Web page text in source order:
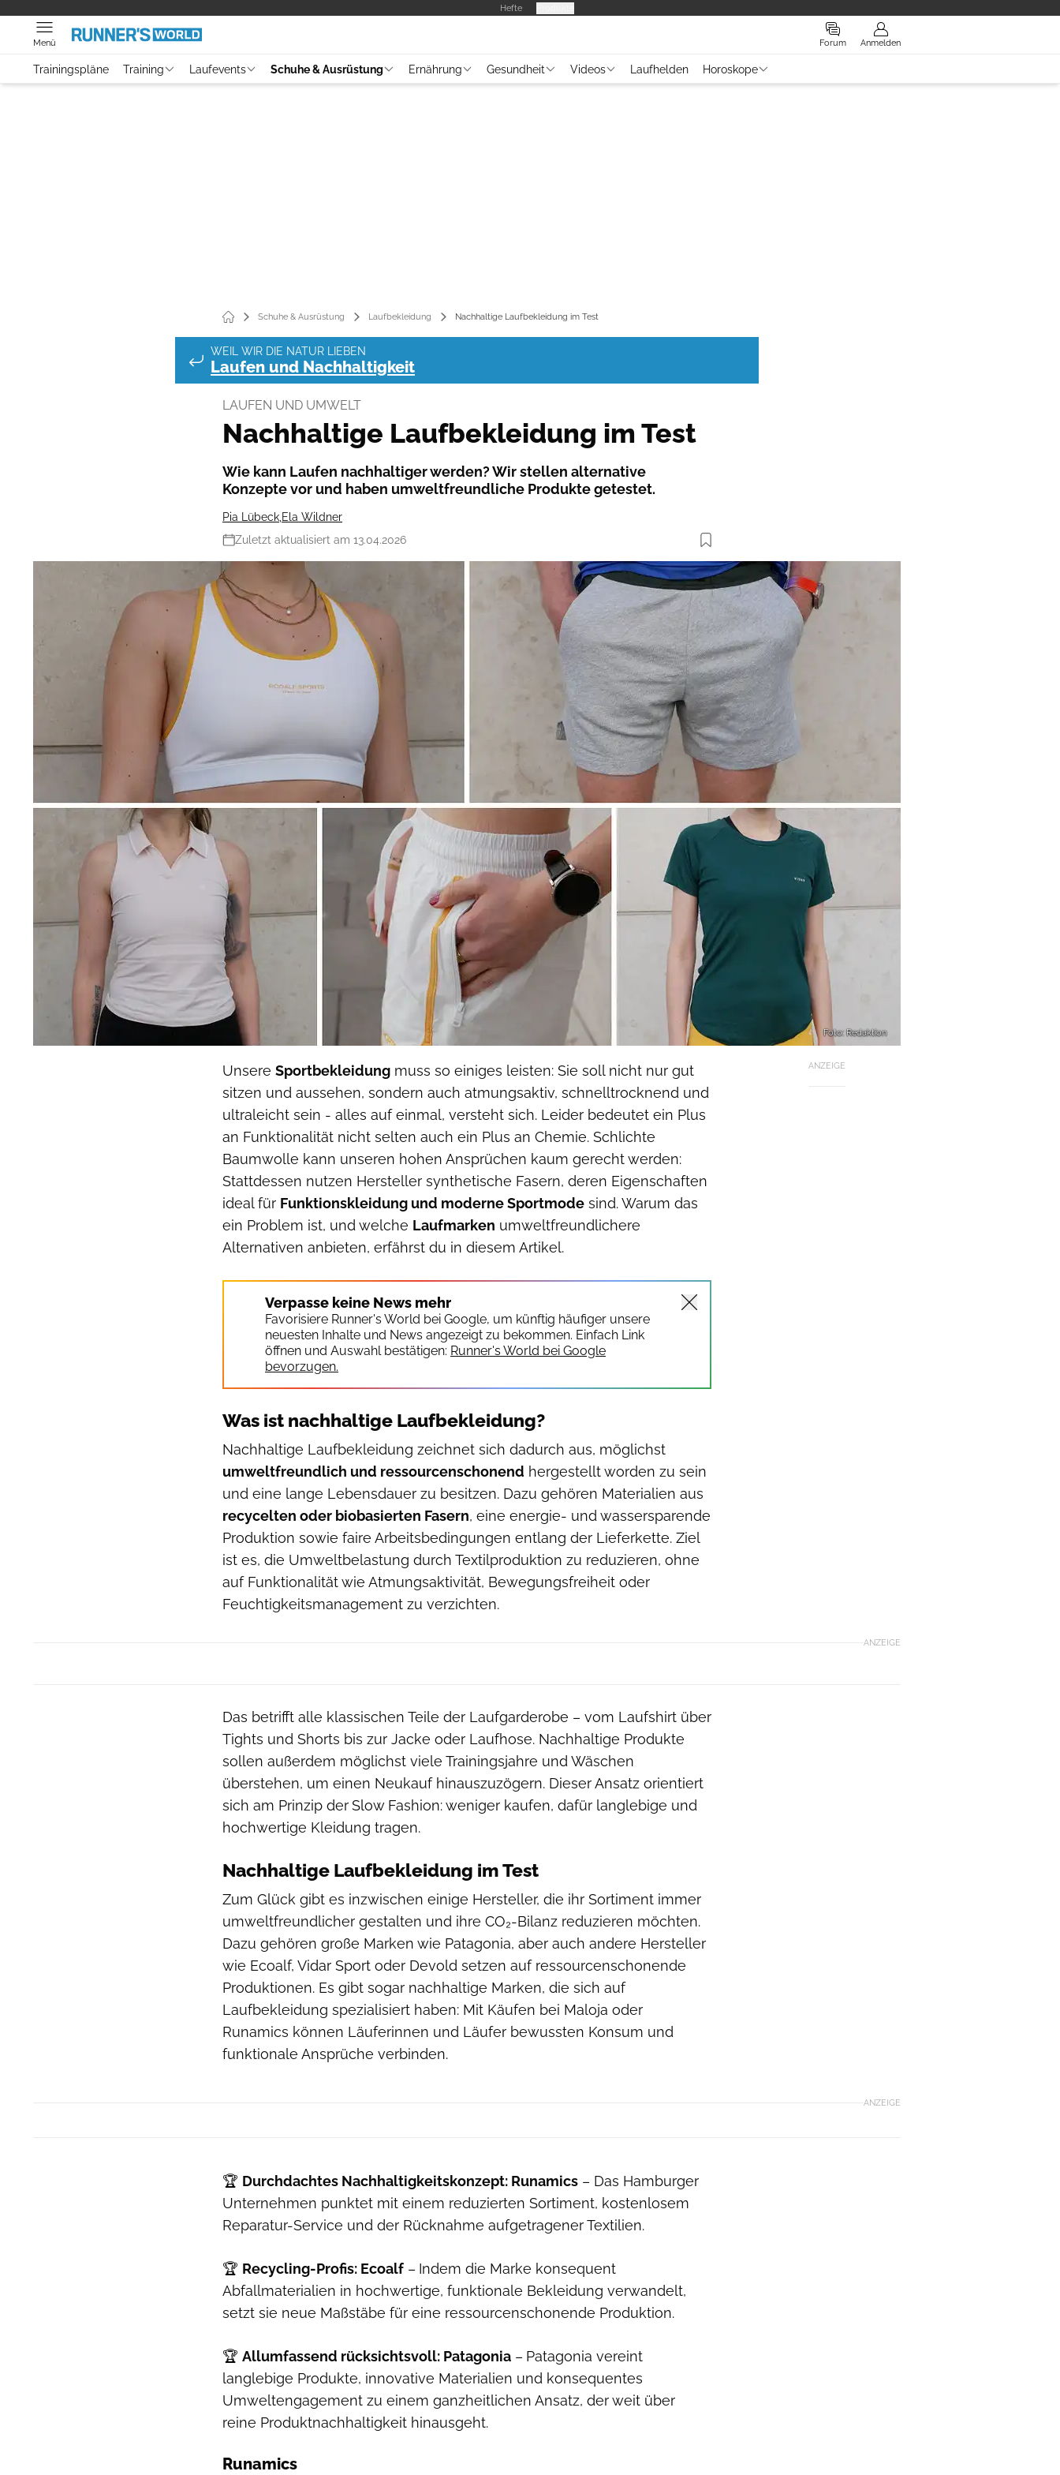
Hefte
Forum Anmelden
Menü
Trainingspläne Training Laufevents Schuhe & Ausrüstung Ernährung Gesundheit Videos Laufhelden Horoskope
Schuhe & Ausrüstung Laufbekleidung Nachhaltige Laufbekleidung im Test
WEIL WIR DIE NATUR LIEBEN
Laufen und Nachhaltigkeit
LAUFEN UND UMWELT
Nachhaltige Laufbekleidung im Test
Wie kann Laufen nachhaltiger werden? Wir stellen alternative
Konzepte vor und haben umweltfreundliche Produkte getestet.
Pia Lübeck Ela Wildner
Zuletzt aktualisiert am 13.04.2026
Foto: Redaktion
ANZEIGE
Unsere Sportbekleidung muss so einiges leisten: Sie soll nicht nur gut
sitzen und aussehen, sondern auch atmungsaktiv, schnelltrocknend und
ultraleicht sein - alles auf einmal, versteht sich. Leider bedeutet ein Plus
an Funktionalität nicht selten auch ein Plus an Chemie. Schlichte
Baumwolle kann unseren hohen Ansprüchen kaum gerecht werden:
Stattdessen nutzen Hersteller synthetische Fasern, deren Eigenschaften
ideal für Funktionskleidung und moderne Sportmode sind. Warum das
ein Problem ist, und welche Laufmarken umweltfreundlichere
Alternativen anbieten, erfährst du in diesem Artikel.
Verpasse keine News mehr
Favorisiere Runner's World bei Google, um künftig häufiger unsere
neuesten Inhalte und News angezeigt zu bekommen. Einfach Link
öffnen und Auswahl bestätigen: Runner's World bei Google
bevorzugen.
Was ist nachhaltige Laufbekleidung?
Nachhaltige Laufbekleidung zeichnet sich dadurch aus, möglichst
umweltfreundlich und ressourcenschonend hergestellt worden zu sein
und eine lange Lebensdauer zu besitzen. Dazu gehören Materialien aus
recycelten oder biobasierten Fasern, eine energie- und wassersparende
Produktion sowie faire Arbeitsbedingungen entlang der Lieferkette. Ziel
ist es, die Umweltbelastung durch Textilproduktion zu reduzieren, ohne
auf Funktionalität wie Atmungsaktivität, Bewegungsfreiheit oder
Feuchtigkeitsmanagement zu verzichten.
ANZEIGE
Das betrifft alle klassischen Teile der Laufgarderobe – vom Laufshirt über
Tights und Shorts bis zur Jacke oder Laufhose. Nachhaltige Produkte
sollen außerdem möglichst viele Trainingsjahre und Wäschen
überstehen, um einen Neukauf hinauszuzögern. Dieser Ansatz orientiert
sich am Prinzip derSlow Fashion: weniger kaufen, dafür langlebige und
hochwertige Kleidung tragen.
Nachhaltige Laufbekleidung im Test
Zum Glück gibt es inzwischen einige Hersteller, die ihr Sortiment immer
umweltfreundlicher gestalten und ihre CO₂-Bilanz reduzieren möchten.
Dazu gehören große Marken wie Patagonia, aber auch andere Hersteller
wie Ecoalf, Vidar Sport oder Devold setzen auf ressourcenschonende
Produktionen. Es gibt sogar nachhaltige Marken, die sich auf
Laufbekleidung spezialisiert haben: Mit Käufen bei Maloja oder
Runamics können Läuferinnen und Läufer bewussten Konsum und
funktionale Ansprüche verbinden.
ANZEIGE
🏆 Durchdachtes Nachhaltigkeitskonzept: Runamics – Das Hamburger
Unternehmen punktet mit einem reduzierten Sortiment, kostenlosem
Reparatur-Service und der Rücknahme aufgetragener Textilien.
🏆 Recycling-Profis: Ecoalf – Indem die Marke konsequent
Abfallmaterialien in hochwertige, funktionale Bekleidung verwandelt,
setzt sie neue Maßstäbe für eine ressourcenschonende Produktion.
🏆 Allumfassend rücksichtsvoll: Patagonia – Patagonia vereint
langlebige Produkte, innovative Materialien und konsequentes
Umweltengagement zu einem ganzheitlichen Ansatz, der weit über
reine Produktnachhaltigkeit hinausgeht.
Runamics